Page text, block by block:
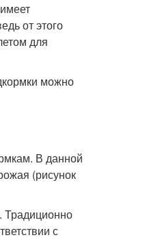
от этого
для
можно
В данной
(рисунок
Традиционно
с